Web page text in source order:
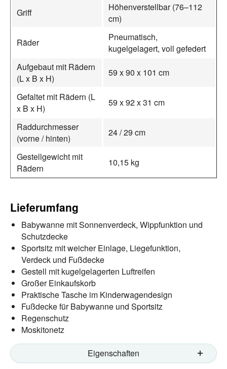
Griff
Höhenverstellbar (76–112
cm)
Räder
Pneumatisch,
kugelgelagert, voll gefedert
Aufgebaut mit Rädern
(L x B x H)
59 x 90 x 101 cm
Gefaltet mit Rädern (L
x B x H)
59 x 92 x 31 cm
Raddurchmesser
(vorne / hinten)
24 / 29 cm
Gestellgewicht mit
Rädern
10,15 kg
Lieferumfang
Babywanne mit Sonnenverdeck, Wippfunktion und
Schutzdecke
Sportsitz mit weicher Einlage, Liegefunktion,
Verdeck und Fußdecke
Gestell mit kugelgelagerten Luftreifen
Großer Einkaufskorb
Praktische Tasche im Kinderwagendesign
Fußdecke für Babywanne und Sportsitz
Regenschutz
Moskitonetz
Eigenschaften